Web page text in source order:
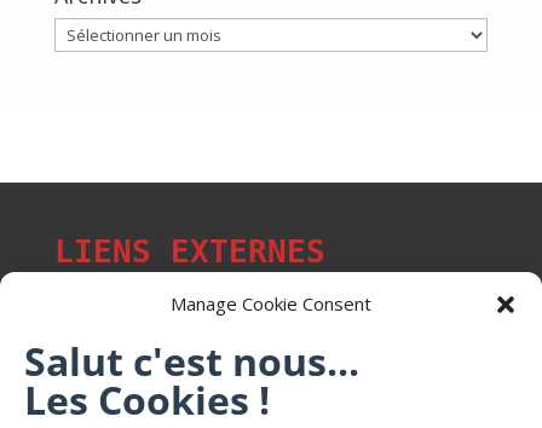
Manage Cookie Consent
Salut c'est nous...
Les Cookies !
Archives
LIENS EXTERNES
Les p'tits citoyens de Mont-Saint-Martin
Trail Saintmartinois Daniel FEITE